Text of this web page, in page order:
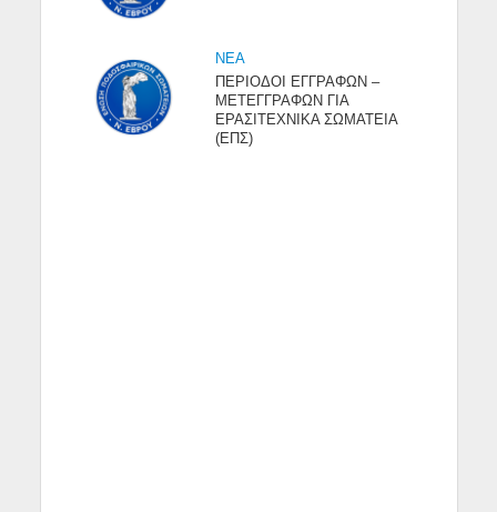
NEA
ΠΕΡΙΟΔΟΙ ΕΓΓΡΑΦΩΝ –
ΜΕΤΕΓΓΡΑΦΩΝ ΓΙΑ
ΕΡΑΣΙΤΕΧΝΙΚΑ ΣΩΜΑΤΕΙΑ
(ΕΠΣ)